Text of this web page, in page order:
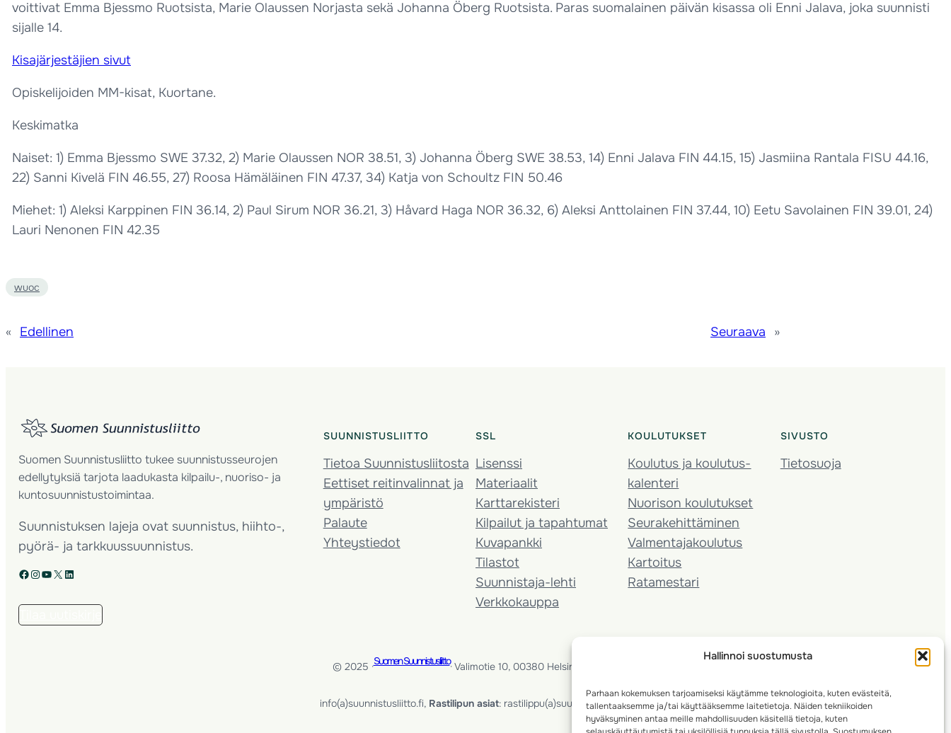
Hallinnoi suostumusta
Parhaan kokemuksen tarjoamiseksi käytämme teknologioita, kuten evästeitä,
tallentaaksemme ja/tai käyttääksemme laitetietoja. Näiden tekniikoiden
hyväksyminen antaa meille mahdollisuuden käsitellä tietoja, kuten
voittivat Emma Bjessmo Ruotsista, Marie Olaussen Norjasta sekä Johanna Öberg Ruotsista. Paras suomalainen päivän kisassa oli Enni Jalava, joka suunnisti
sijalle 14.
Kisajärjestäjien sivut
Opiskelijoiden MM-kisat, Kuortane.
Keskimatka
Naiset: 1) Emma Bjessmo SWE 37.32, 2) Marie Olaussen NOR 38.51, 3) Johanna Öberg SWE 38.53, 14) Enni Jalava FIN 44.15, 15) Jasmiina Rantala FISU 44.16,
22) Sanni Kivelä FIN 46.55, 27) Roosa Hämäläinen FIN 47.37, 34) Katja von Schoultz FIN 50.46
Miehet: 1) Aleksi Karppinen FIN 36.14, 2) Paul Sirum NOR 36.21, 3) Håvard Haga NOR 36.32, 6) Aleksi Anttolainen FIN 37.44, 10) Eetu Savolainen FIN 39.01, 24)
Lauri Nenonen FIN 42.35
wuoc
« Edellinen Seuraava »
Suomen Suunnistusliitto tukee suunnistusseurojen
edellytyksiä tarjota laadukasta kilpailu-, nuoriso- ja
kuntosuunnistustoimintaa.
Suunnistuksen lajeja ovat suunnistus, hiihto-,
pyörä- ja tarkkuussuunnistus.
Facebook Instagram YouTube X LinkedIn
SUUNNISTUSLIITTO
Tietoa Suunnistusliitosta
Eettiset reitinvalinnat ja
ympäristö
Palaute
Yhteystiedot
SSL
Lisenssi
Materiaalit
Karttarekisteri
Kilpailut ja tapahtumat
Kuvapankki
Tilastot
Suunnistaja-lehti
Verkkokauppa
KOULUTUKSET
Koulutus ja koulutus­
kalenteri
Nuorison koulutukset
Seura­kehittäminen
Valmentaja­koulutus
Kartoitus
Ratamestari
SIVUSTO
Tietosuoja
© 2025 ·Suomen Suunnistusliitto· Valimotie 10, 00380 Helsinki, Finland
info(a)suunnistusliitto.fi, Rastilipun asiat: rastilippu(a)suunnistusliitto.fi